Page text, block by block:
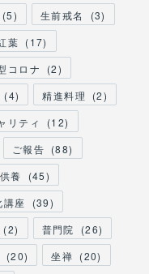
(5) 生前戒名 (3)
葉 (17)
コロナ (2)
(4) 精進料理 (2)
リティ (12)
ご報告 (88)
養 (45)
講座 (39)
(2) 普門院 (26)
(20) 坐禅 (20)